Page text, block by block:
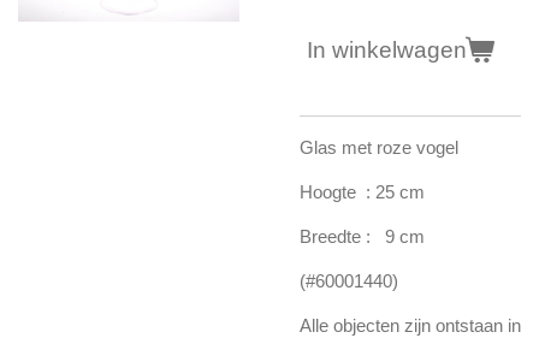
In winkelwagen
Glas met roze vogel
Hoogte : 25 cm
Breedte : 9 cm
(#60001440)
Alle objecten zijn ontstaan in